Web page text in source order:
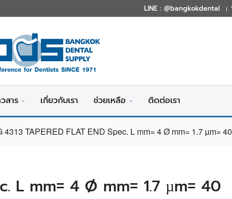
LINE : @bangkokdental
สาร เกี่ยวกับเรา ช่วยเหลือ ติดต่อเรา
4313 TAPERED FLAT END Spec. L mm= 4 Ø mm= 1.7 µm= 40
L mm= 4 Ø mm= 1.7 µm= 40